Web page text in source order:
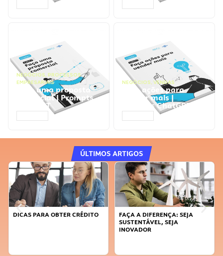
NEGÓCIOS, PROCESSOS
EMPRESARIAIS
Faça uma proposta
comercial | Prompts
ChatGPT
NEGÓCIOS, VENDAS
Faça ações para
vender mais |
Prompts ChatGPT
ÚLTIMOS ARTIGOS
DICAS PARA OBTER CRÉDITO
FAÇA A DIFERENÇA: SEJA
SUSTENTÁVEL, SEJA
INOVADOR